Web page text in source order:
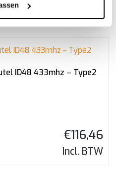
ID48 433mhz – Type2
€116,46
Incl. BTW